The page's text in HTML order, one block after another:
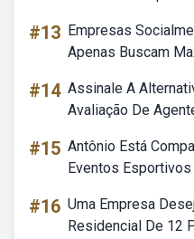
#13 Empresas
Apenas Buscam
#14 Assinale A
Avaliação De
#15 Antônio Está
Eventos
#16 Uma Empresa
Residencial De 12